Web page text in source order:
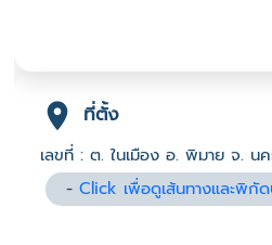
ที่ตั้ง
เลขที่ : ต. ในเมือง อ. พิมาย จ. นค
-Click เพื่อดูเส้นทางและพิ